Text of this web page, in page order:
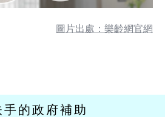
圖片出處：樂齡網官網
的政府補助